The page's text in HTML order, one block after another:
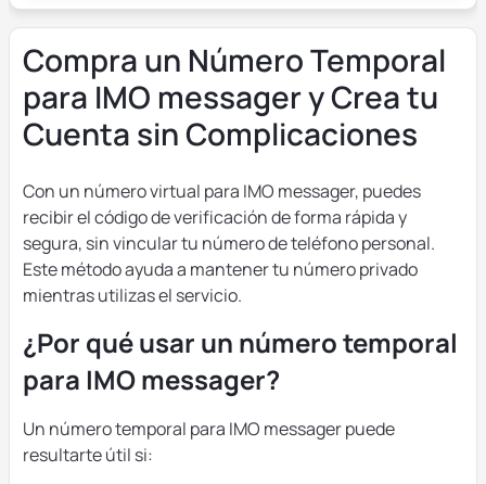
Compra un Número Temporal
para IMO messager y Crea tu
Cuenta sin Complicaciones
Con un número virtual para IMO messager, puedes
recibir el código de verificación de forma rápida y
segura, sin vincular tu número de teléfono personal.
Este método ayuda a mantener tu número privado
mientras utilizas el servicio.
¿Por qué usar un número temporal
para IMO messager?
Un número temporal para IMO messager puede
resultarte útil si: